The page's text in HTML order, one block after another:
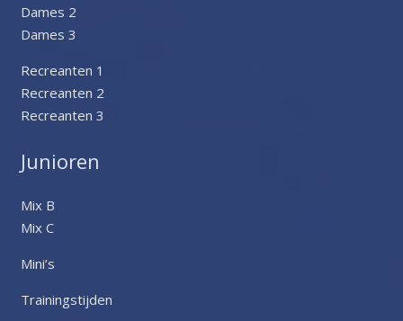
Dames 2
Dames 3
Recreanten 1
Recreanten 2
Recreanten 3
Junioren
Mix B
Mix C
Mini’s
Trainingstijden